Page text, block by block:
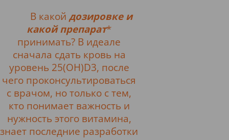
В какой дозировке и
какой препарат*
принимать? В идеале
сначала сдать кровь на
уровень 25(OH)D3, после
чего проконсультироваться
с врачом, но только с тем,
кто понимает важность и
нужность этого витамина,
знает последние разработки